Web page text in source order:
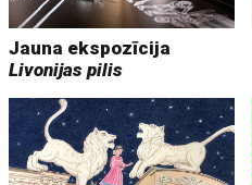
Jauna ekspozīcija
Livonijas pilis